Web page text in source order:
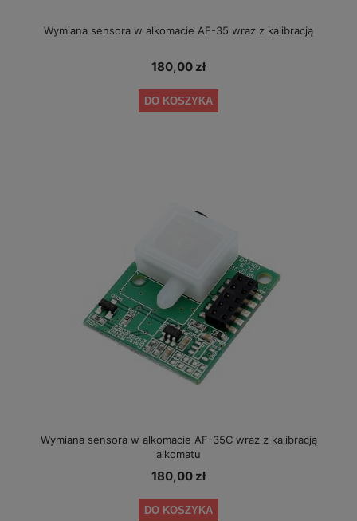
Wymiana sensora w alkomacie AF-35 wraz z kalibracją
180,00 zł
DO KOSZYKA
Wymiana sensora w alkomacie AF-35C wraz z kalibracją
alkomatu
180,00 zł
DO KOSZYKA